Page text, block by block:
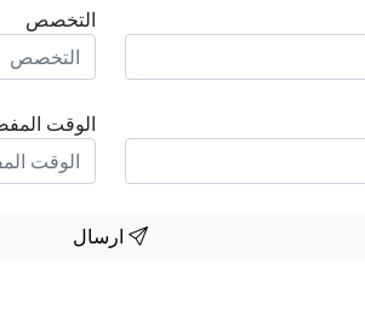
التخصص
الوقت
ارسال